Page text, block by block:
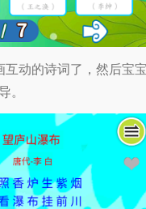
动的诗词了，然后宝